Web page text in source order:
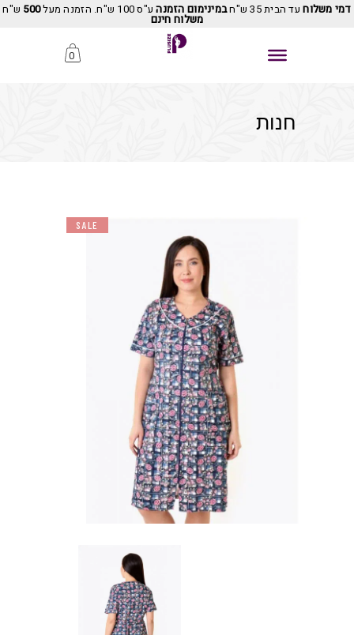
דמי משלוחעד הבית 35 ש"ח במינימום הזמנהע"ס 100 ש"ח. הזמנה מעל 500 ש"ח
משלוח חינם
0
חנות
SALE